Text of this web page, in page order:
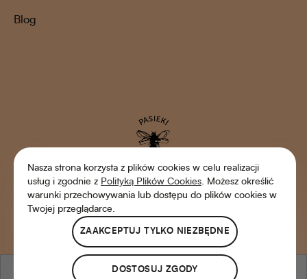
Blog
Copyright © 2022 Pasieki Rodziny Sadowskich
pokaż pełną wersję strony
Nasza strona korzysta z plików cookies w celu realizacji
usług i zgodnie z Polityką Plików Cookies. Możesz określić
warunki przechowywania lub dostępu do plików cookies w
Twojej przeglądarce.
ZAAKCEPTUJ TYLKO NIEZBĘDNE
DOSTOSUJ ZGODY